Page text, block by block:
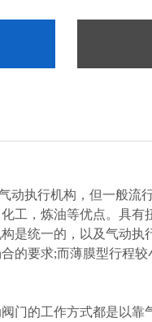
执行机构，但一般流
工，炼油等优点。具有
是统一的，以及气动执
的要求;而薄膜型行程较
门的工作方式都是以靠